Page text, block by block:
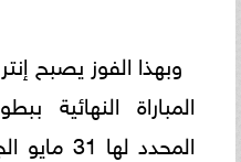
وبهذا الفوز يصبح
المباراة النهائية
المحدد